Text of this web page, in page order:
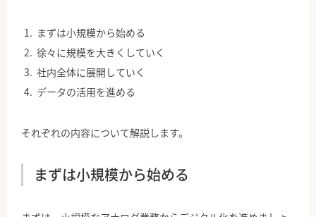
まずは小規模から始める
徐々に規模を大きくしていく
社内全体に展開していく
データの活用を進める
それぞれの内容について解説します。
まずは小規模から始める